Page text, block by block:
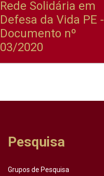
Rede Solidária em
Defesa da Vida PE -
Documento nº
03/2020
Pesquisa
Grupos de Pesquisa